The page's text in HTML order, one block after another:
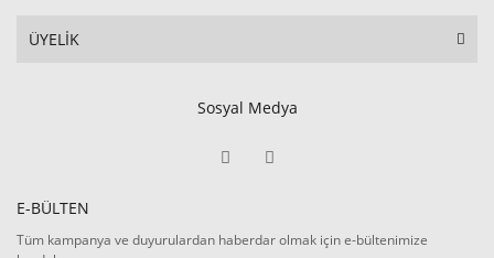
ÜYELİK
Sosyal Medya
E-BÜLTEN
Tüm kampanya ve duyurulardan haberdar olmak için e-bültenimize